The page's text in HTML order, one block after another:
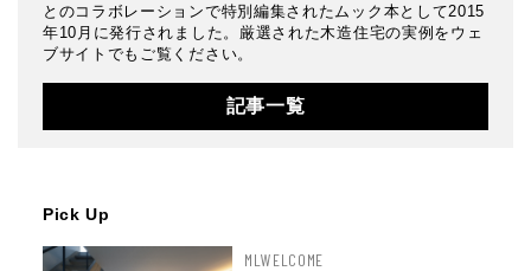
とのコラボレーションで特別編集されたムック本として2015
年10月に発行されました。厳選された木造住宅の実例をウェ
ブサイトでもご覧ください。
記事一覧
Pick Up
MLWELCOME